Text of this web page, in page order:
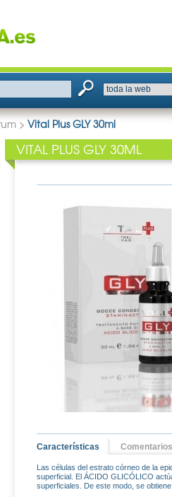
> Vital Plus GLY 30ml
VITAL PLUS GLY 30ML
Características Comentarios
Las células del estrato córneo de la
superficial. El ÁCIDO GLICÓLICO
superficiales. De este modo, se